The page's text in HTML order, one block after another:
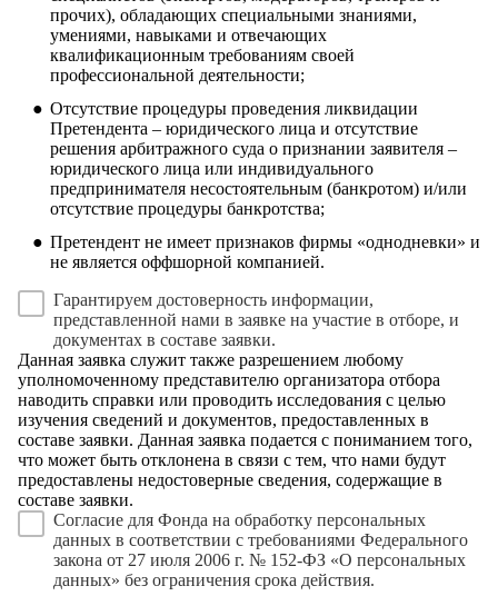
прочих), обладающих специальными знаниями,
умениями, навыками и отвечающих
квалификационным требованиям своей
профессиональной деятельности;
Отсутствие процедуры проведения ликвидации
Претендента – юридического лица и отсутствие
решения арбитражного суда о признании заявителя –
юридического лица или индивидуального
предпринимателя несостоятельным (банкротом) и/или
отсутствие процедуры банкротства;
Претендент не имеет признаков фирмы «однодневки» и
не является оффшорной компанией.
Гарантируем достоверность информации,
представленной нами в заявке на участие в отборе, и
документах в составе заявки.
Данная заявка служит также разрешением любому
уполномоченному представителю организатора отбора
наводить справки или проводить исследования с целью
изучения сведений и документов, предоставленных в
составе заявки. Данная заявка подается с пониманием того,
что может быть отклонена в связи с тем, что нами будут
предоставлены недостоверные сведения, содержащие в
составе заявки.
Согласие для Фонда на обработку персональных
данных в соответствии с требованиями Федерального
закона от 27 июля 2006 г. № 152-ФЗ «О персональных
данных» без ограничения срока действия.